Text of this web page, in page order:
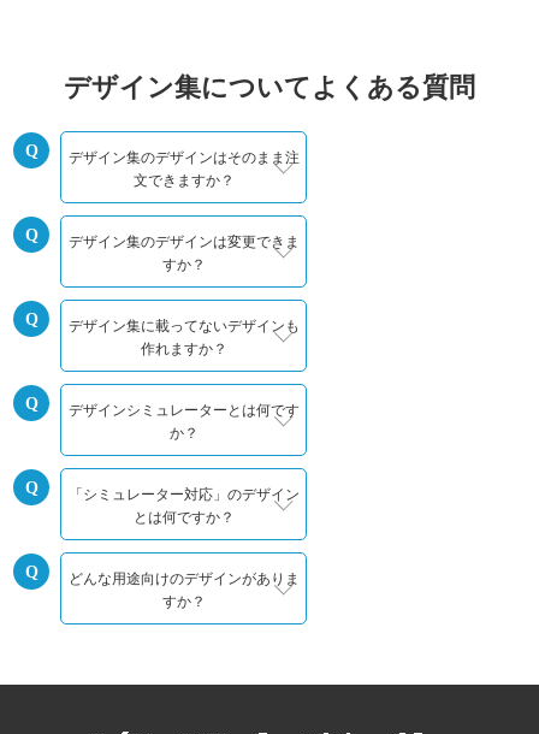
デザイン集についてよくある質問
デザイン集のデザインはそのまま注
文できますか？
デザイン集のデザインは変更できま
すか？
デザイン集に載ってないデザインも
作れますか？
デザインシミュレーターとは何です
か？
「シミュレーター対応」のデザイン
とは何ですか？
どんな用途向けのデザインがありま
すか？